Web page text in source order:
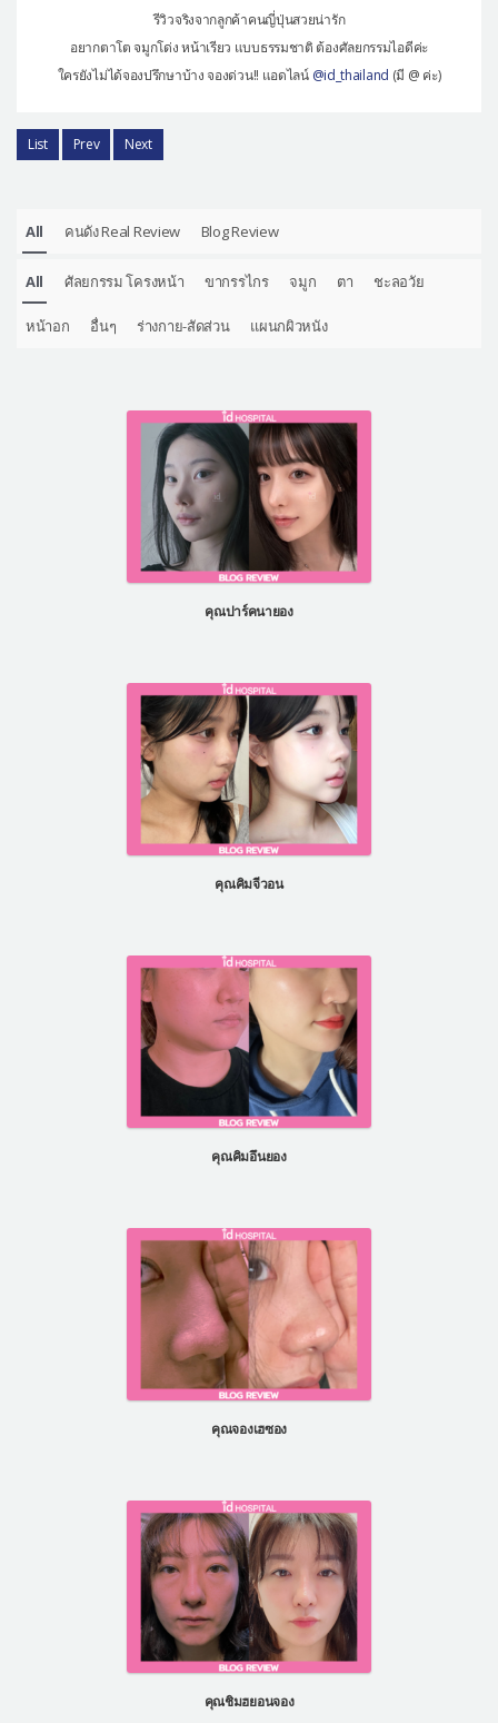
รีวิวจริงจากลูกค้าคนญี่ปุ่นสวยน่ารัก
อยากตาโต จมูกโด่ง หน้าเรียว แบบธรรมชาติ ต้องศัลยกรรมไอดีค่ะ
ใครยังไม่ได้จองปรึกษาบ้าง จองด่วน!! แอดไลน์ @id_thailand (มี @ ค่ะ)
List Prev Next
All คนดัง Real Review Blog Review
All ศัลยกรรม โครงหน้า ขากรรไกร จมูก ตา ชะลอวัย
หน้าอก อื่นๆ ร่างกาย-สัดส่วน แผนกผิวหนัง
คุณปาร์คนายอง
คุณคิมจีวอน
คุณคิมอึนยอง
คุณจองเฮซอง
คุณชิมฮยอนจอง